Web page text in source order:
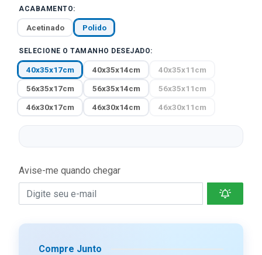
ACABAMENTO:
Acetinado Polido
SELECIONE O TAMANHO DESEJADO:
40x35x17cm 40x35x14cm
40x35x11cm
56x35x17cm
56x35x14cm
56x35x11cm
46x30x17cm
46x30x14cm 46x30x11cm
Avise-me quando chegar
Compre Junto